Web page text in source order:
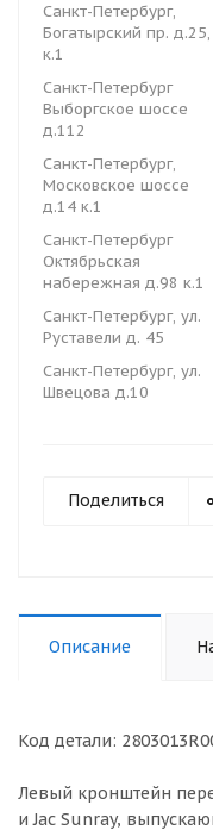
Санкт-Петербург,
Богатырский пр. д.25,
к.1
Санкт-Петербург
Выборгское шоссе
д.112
Санкт-Петербург,
Московское шоссе
д.14 к.1
Санкт-Петербург
Октябрьская
набережная д.98 к.1
Санкт-Петербург, ул.
Руставели д. 45
Санкт-Петербург, ул.
Швецова д.10
Поделиться
Описание
Код детали:
Левый кронштейн
и Jac Sunray,